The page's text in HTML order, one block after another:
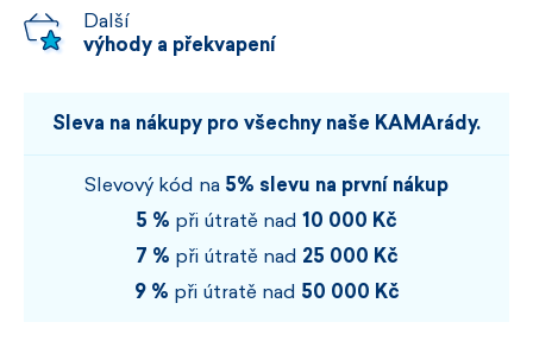
Další
výhody a překvapení
Sleva na nákupy pro všechny naše KAMArády.
Slevový kód na 5% slevu na první nákup
5 % při útratě nad 10 000 Kč
7 % při útratě nad 25 000 Kč
9 % při útratě nad 50 000 Kč